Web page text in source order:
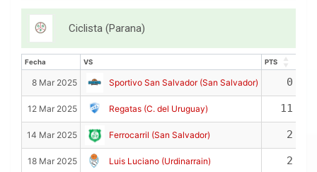
Ciclista (Parana)
Fecha VS PTS
8 Mar 2025 Sportivo San Salvador (San Salvador) 0
12 Mar 2025 Regatas (C. del Uruguay) 11
14 Mar 2025 Ferrocarril (San Salvador) 2
18 Mar 2025 Luis Luciano (Urdinarrain) 2